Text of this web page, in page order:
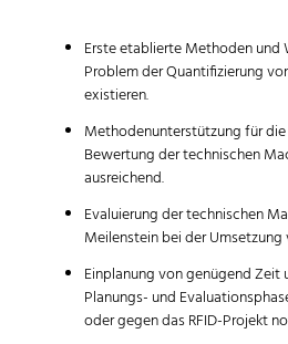
Erste etablierte Methoden und
Problem der Quantifizierung
existieren.
Methodenunterstützung für
Bewertung der technischen
ausreichend.
Evaluierung der technischen
Meilenstein bei der Umsetzung
Einplanung von genügend Zeit
Planungs- und
oder gegen das RFID-Projekt